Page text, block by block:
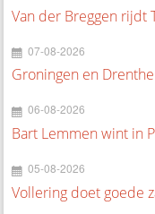
Van der Breggen rijdt
07-08-2026
Groningen en
06-08-2026
Bart Lemmen wint in
05-08-2026
Vollering doet goede